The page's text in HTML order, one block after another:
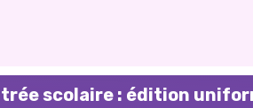
scolaire : édition